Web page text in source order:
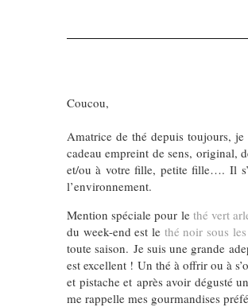
Coucou,
Amatrice de thé depuis toujours,
cadeau empreint de sens, original,
et/ou à votre fille, petite fille…. Il
l’environnement.
Mention spéciale pour le thé vert
du week-end est le thé noir sous
toute saison. Je suis une grande
est excellent ! Un thé à offrir ou à
et pistache et après avoir dégusté
me rappelle mes gourmandises